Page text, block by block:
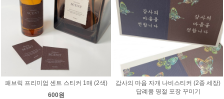
패브릭 프리미엄 센트 스티커 1매 (2색)
600원
감사의 마음 자개 나비스티커 (2종 세장)
답례품 명절 포장 꾸미기